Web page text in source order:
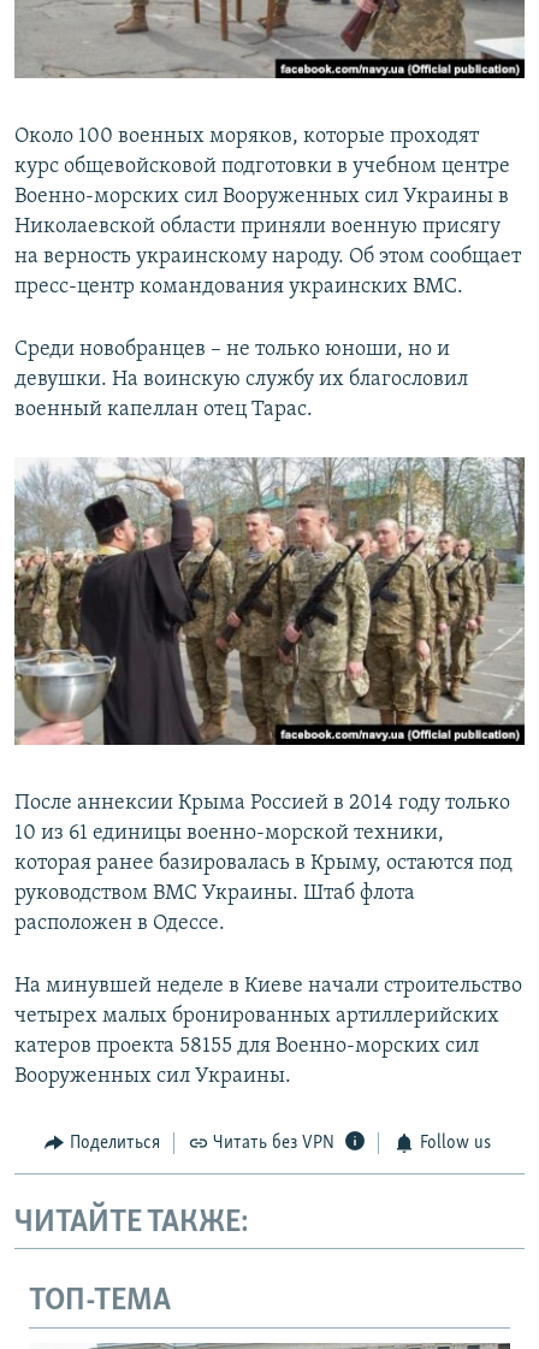
ПОБЕДИТЕЛЕЙ НЕ СУДЯТ?
КРЫМ.НЕПОКОРЕННЫЙ
УКРАИНСКАЯ ПРОБЛЕМА КРЫМА
ПРИСОЕДИНЯЙТЕСЬ!
Все сайты RFE/RL
Около 100 военных моряков, которые проходят
курс общевойсковой подготовки в учебном центре
Военно-морских сил Вооруженных сил Украины в
Николаевской области приняли военную присягу
на верность украинскому народу. Об этом сообщает
пресс-центр командования украинских ВМС.
Среди новобранцев – не только юноши, но и
девушки. На воинскую службу их благословил
военный капеллан отец Тарас.
После аннексии Крыма Россией в 2014 году только
10 из 61 единицы военно-морской техники,
которая ранее базировалась в Крыму, остаются под
руководством ВМС Украины. Штаб флота
расположен в Одессе.
На минувшей неделе в Киеве начали строительство
четырех малых бронированных артиллерийских
катеров проекта 58155 для Военно-морских сил
Вооруженных сил Украины.
Поделиться Читать без VPN Follow us
ЧИТАЙТЕ ТАКЖЕ:
ТОП-ТЕМА